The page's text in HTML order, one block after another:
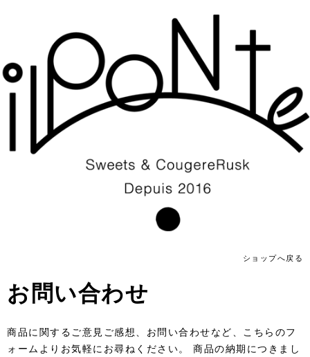
ショップへ戻る
お問い合わせ
商品に関するご意見ご感想、お問い合わせなど、こちらのフ
ォームよりお気軽にお尋ねください。 商品の納期につきまし